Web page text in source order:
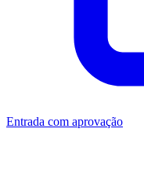
Entrada com aprovação